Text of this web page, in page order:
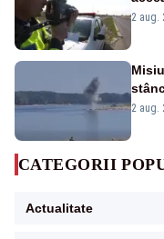
Ce
2 aug.
2 aug.
CATEGORII
Actualitate